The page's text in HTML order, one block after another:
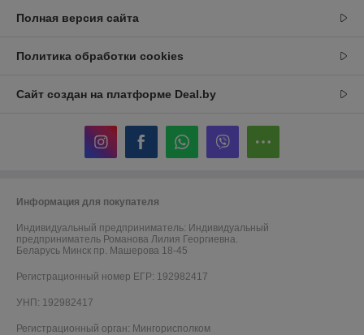
Полная версия сайта
Политика обработки cookies
Сайт создан на платформе Deal.by
Информация для покупателя
Индивидуальный предприниматель: Индивидуальный
предприниматель Романова Лилия Георгиевна.
Беларусь Минск пр. Машерова 18-45
Регистрационный номер ЕГР: 192982417
УНП: 192982417
Регистрационный орган: Мингорисполком